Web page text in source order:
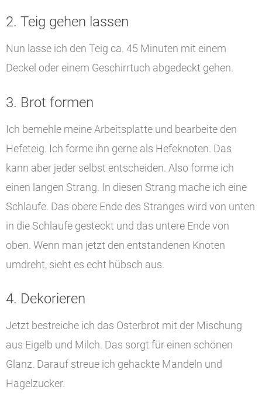
2. Teig gehen lassen
Nun lasse ich den Teig ca. 45 Minuten mit einem
Deckel oder einem Geschirrtuch abgedeckt gehen.
3. Brot formen
Ich bemehle meine Arbeitsplatte und bearbeite den
Hefeteig. Ich forme ihn gerne als Hefeknoten. Das
kann aber jeder selbst entscheiden. Also forme ich
einen langen Strang. In diesen Strang mache ich eine
Schlaufe. Das obere Ende des Stranges wird von unten
in die Schlaufe gesteckt und das untere Ende von
oben. Wenn man jetzt den entstandenen Knoten
umdreht, sieht es echt hübsch aus.
4. Dekorieren
Jetzt bestreiche ich das Osterbrot mit der Mischung
aus Eigelb und Milch. Das sorgt für einen schönen
Glanz. Darauf streue ich gehackte Mandeln und
Hagelzucker.